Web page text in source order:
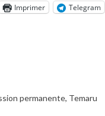
Imprimer Telegram
permanente, Temaru